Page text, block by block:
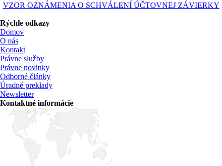
VZOR OZNÁMENIA O SCHVÁLENÍ ÚČTOVNEJ ZÁVIERKY
Rýchle odkazy
Domov
O nás
Kontakt
Právne služby
Právne novinky
Odborné články
Úradné preklady
Newsletter
Kontaktné informácie